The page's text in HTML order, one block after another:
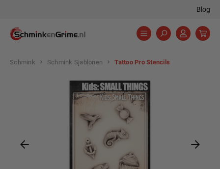
Blog
Schmink Schmink Sjablonen Tattoo Pro Stencils
Afbeeldingengalerij overslaan